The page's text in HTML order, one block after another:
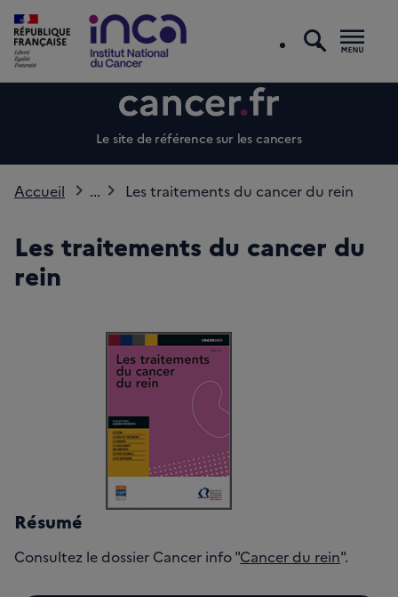
Le site de référence sur les cancers
Accueil ... Les traitements du cancer du rein
Les traitements du cancer du
rein
Résumé
Consultez le dossier Cancer info "Cancer du rein".